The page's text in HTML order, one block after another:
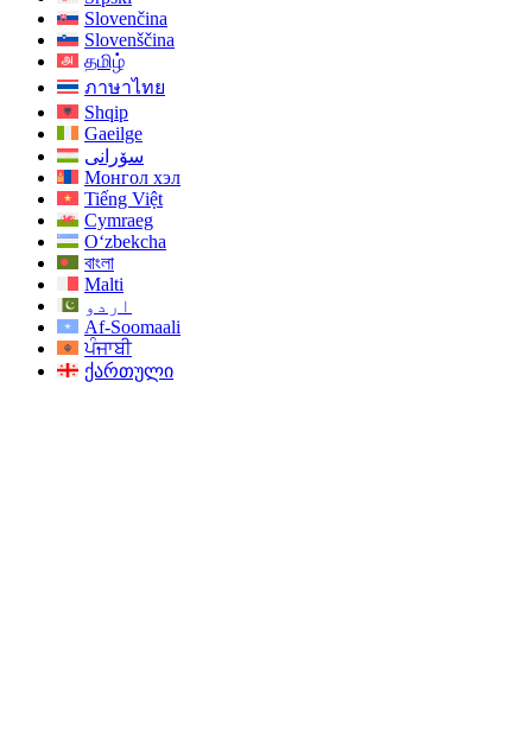
Slovenčina
Slovenščina
தமிழ்
ภาษาไทย
Shqip
Gaeilge
سۆرانی
Монгол хэл
Tiếng Việt
Cymraeg
O‘zbekcha
বাংলা
Malti
اردو
Af-Soomaali
ਪੰਜਾਬੀ
ქართული